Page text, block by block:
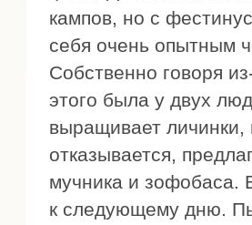
кампов, но с
себя очень опытным
Собственно говоря
этого была у двух
выращивает личинки,
отказывается,
мучника и зофобаса.
к следующему дню.